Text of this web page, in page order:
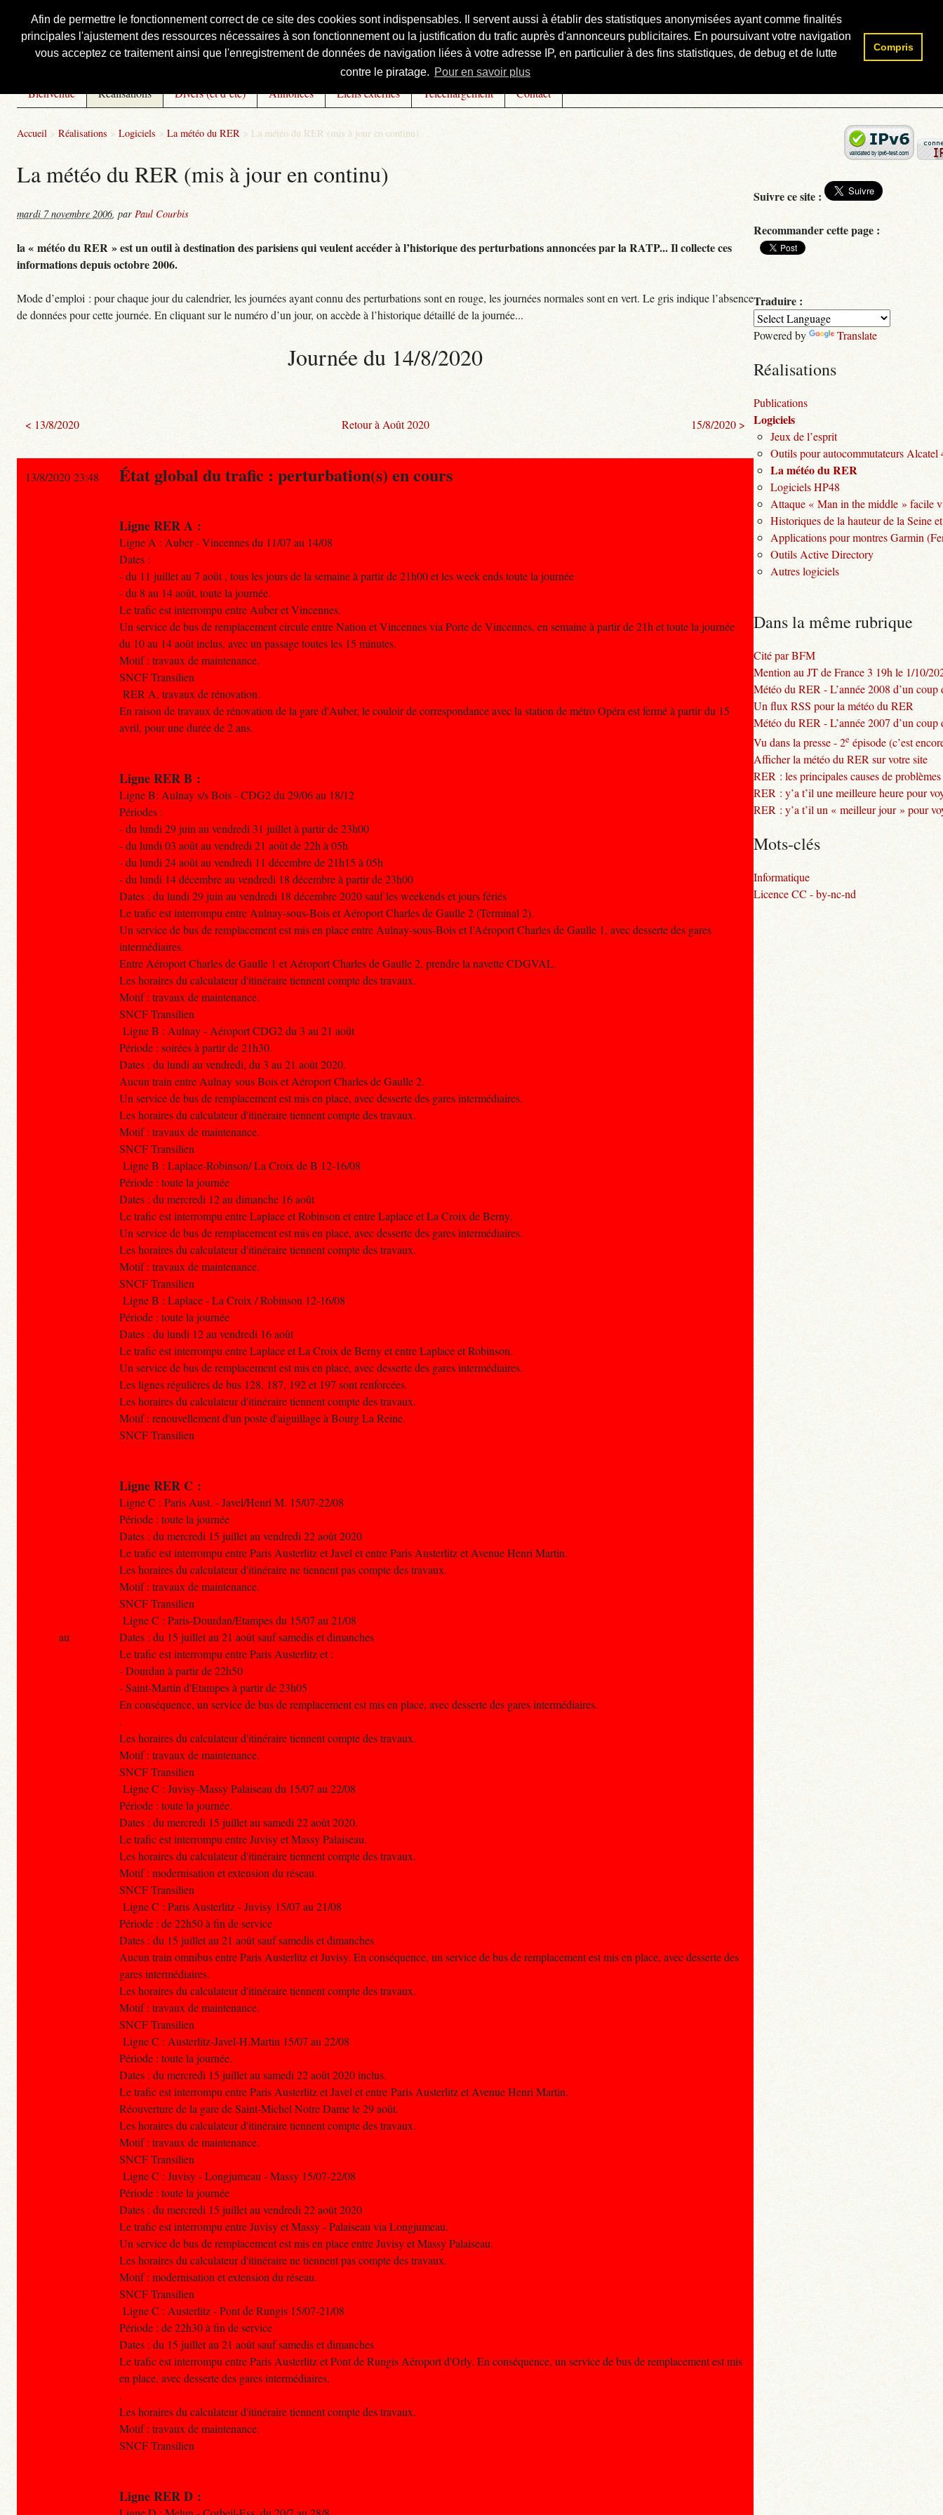
Afin de permettre le fonctionnement correct de ce site des cookies sont indispensables. Il servent aussi à établir des statistiques anonymisées ayant comme finalités
principales l'ajustement des ressources nécessaires à son fonctionnement ou la justification du trafic auprès d'annonceurs publicitaires. En poursuivant votre navigation
vous acceptez ce traitement ainsi que l'enregistrement de données de navigation liées à votre adresse IP, en particulier à des fins statistiques, de debug et de lutte
contre le piratage. Pour en savoir plus
Compris
Courbis, « LE » Blog Officiel
Bienvenue Réalisations Divers (et d’été) Annonces Liens externes Téléchargement Contact
Accueil > Réalisations > Logiciels > La météo du RER > La météo du RER (mis à jour en continu)
La météo du RER (mis à jour en continu)
mardi 7 novembre 2006, par Paul Courbis
la « météo du RER » est un outil à destination des parisiens qui veulent accéder à l’historique des perturbations annoncées par la RATP... Il collecte ces
informations depuis octobre 2006.
Mode d’emploi : pour chaque jour du calendrier, les journées ayant connu des perturbations sont en rouge, les journées normales sont en vert. Le gris indique l’absence
de données pour cette journée. En cliquant sur le numéro d’un jour, on accède à l’historique détaillé de la journée...
Journée du 14/8/2020
< 13/8/2020 Retour à Août 2020 15/8/2020 >
13/8/2020 23:48 État global du trafic : perturbation(s) en cours
Ligne RER A :
Ligne A : Auber - Vincennes du 11/07 au 14/08
Dates :
- du 11 juillet au 7 août , tous les jours de la semaine à partir de 21h00 et les week ends toute la journée
- du 8 au 14 août, toute la journée.
Le trafic est interrompu entre Auber et Vincennes.
Un service de bus de remplacement circule entre Nation et Vincennes via Porte de Vincennes, en semaine à partir de 21h et toute la journée
du 10 au 14 août inclus, avec un passage toutes les 15 minutes.
Motif : travaux de maintenance.
SNCF Transilien
RER A, travaux de rénovation.
En raison de travaux de rénovation de la gare d'Auber, le couloir de correspondance avec la station de métro Opéra est fermé à partir du 15
avril, pour une durée de 2 ans.
Ligne RER B :
Ligne B: Aulnay s/s Bois - CDG2 du 29/06 au 18/12
Périodes :
- du lundi 29 juin au vendredi 31 juillet à partir de 23h00
- du lundi 03 août au vendredi 21 août de 22h à 05h
- du lundi 24 août au vendredi 11 décembre de 21h15 à 05h
- du lundi 14 décembre au vendredi 18 décembre à partir de 23h00
Dates : du lundi 29 juin au vendredi 18 décembre 2020 sauf les weekends et jours fériés
Le trafic est interrompu entre Aulnay-sous-Bois et Aéroport Charles de Gaulle 2 (Terminal 2).
Un service de bus de remplacement est mis en place entre Aulnay-sous-Bois et l’Aéroport Charles de Gaulle 1, avec desserte des gares
intermédiaires.
Entre Aéroport Charles de Gaulle 1 et Aéroport Charles de Gaulle 2, prendre la navette CDGVAL.
Les horaires du calculateur d'itinéraire tiennent compte des travaux.
Motif : travaux de maintenance.
SNCF Transilien
Ligne B : Aulnay - Aéroport CDG2 du 3 au 21 août
Période : soirées à partir de 21h30.
Dates : du lundi au vendredi, du 3 au 21 août 2020.
Aucun train entre Aulnay sous Bois et Aéroport Charles de Gaulle 2.
Un service de bus de remplacement est mis en place, avec desserte des gares intermédiaires.
Les horaires du calculateur d'itinéraire tiennent compte des travaux.
Motif : travaux de maintenance.
SNCF Transilien
Ligne B : Laplace-Robinson/ La Croix de B 12-16/08
Période : toute la journée
Dates : du mercredi 12 au dimanche 16 août
Le trafic est interrompu entre Laplace et Robinson et entre Laplace et La Croix de Berny.
Un service de bus de remplacement est mis en place, avec desserte des gares intermédiaires.
Les horaires du calculateur d'itinéraire tiennent compte des travaux.
Motif : travaux de maintenance.
SNCF Transilien
Ligne B : Laplace - La Croix / Robinson 12-16/08
Période : toute la journée
Dates : du lundi 12 au vendredi 16 août
Le trafic est interrompu entre Laplace et La Croix de Berny et entre Laplace et Robinson.
Un service de bus de remplacement est mis en place, avec desserte des gares intermédiaires.
Les lignes régulières de bus 128, 187, 192 et 197 sont renforcées.
Les horaires du calculateur d'itinéraire tiennent compte des travaux.
Motif : renouvellement d'un poste d'aiguillage à Bourg La Reine.
SNCF Transilien
Ligne RER C :
Ligne C : Paris Aust. - Javel/Henri M. 15/07-22/08
Période : toute la journée
Dates : du mercredi 15 juillet au vendredi 22 août 2020
Le trafic est interrompu entre Paris Austerlitz et Javel et entre Paris Austerlitz et Avenue Henri Martin.
Les horaires du calculateur d'itinéraire ne tiennent pas compte des travaux.
Motif : travaux de maintenance.
SNCF Transilien
Ligne C : Paris-Dourdan/Etampes du 15/07 au 21/08
Dates : du 15 juillet au 21 août sauf samedis et dimanches
Le trafic est interrompu entre Paris Austerlitz et :
- Dourdan à partir de 22h50
- Saint-Martin d'Etampes à partir de 23h05
En conséquence, un service de bus de remplacement est mis en place, avec desserte des gares intermédiaires.
.
Les horaires du calculateur d'itinéraire tiennent compte des travaux.
Motif : travaux de maintenance.
SNCF Transilien
Ligne C : Juvisy-Massy Palaiseau du 15/07 au 22/08
Période : toute la journée.
Dates : du mercredi 15 juillet au samedi 22 août 2020.
Le trafic est interrompu entre Juvisy et Massy Palaiseau.
Les horaires du calculateur d'itinéraire tiennent compte des travaux.
Motif : modernisation et extension du réseau.
SNCF Transilien
Ligne C : Paris Austerlitz - Juvisy 15/07 au 21/08
Période : de 22h50 à fin de service
Dates : du 15 juillet au 21 août sauf samedis et dimanches
Aucun train omnibus entre Paris Austerlitz et Juvisy. En conséquence, un service de bus de remplacement est mis en place, avec desserte des
gares intermédiaires.
Les horaires du calculateur d'itinéraire tiennent compte des travaux.
Motif : travaux de maintenance.
SNCF Transilien
Ligne C : Austerlitz-Javel-H.Martin 15/07 au 22/08
Période : toute la journée.
Dates : du mercredi 15 juillet au samedi 22 août 2020 inclus.
Le trafic est interrompu entre Paris Austerlitz et Javel et entre Paris Austerlitz et Avenue Henri Martin.
Réouverture de la gare de Saint-Michel Notre Dame le 29 août.
Les horaires du calculateur d'itinéraire tiennent compte des travaux.
Motif : travaux de maintenance.
SNCF Transilien
Ligne C : Juvisy - Longjumeau - Massy 15/07-22/08
Période : toute la journée
Dates : du mercredi 15 juillet au vendredi 22 août 2020
Le trafic est interrompu entre Juvisy et Massy - Palaiseau via Longjumeau.
Un service de bus de remplacement est mis en place entre Juvisy et Massy Palaiseau.
Les horaires du calculateur d'itinéraire ne tiennent pas compte des travaux.
Motif : modernisation et extension du réseau.
SNCF Transilien
Ligne C : Austerlitz - Pont de Rungis 15/07-21/08
Période : de 22h30 à fin de service
Dates : du 15 juillet au 21 août sauf samedis et dimanches
Le trafic est interrompu entre Paris Austerlitz et Pont de Rungis Aéroport d'Orly. En conséquence, un service de bus de remplacement est mis
en place, avec desserte des gares intermédiaires.
.
Les horaires du calculateur d'itinéraire tiennent compte des travaux.
Motif : travaux de maintenance.
SNCF Transilien
Ligne RER D :
au
Rechercher :
Suivre ce site :
Recommander cette page :
Traduire :
Powered by Translate
Réalisations
Publications
Logiciels
Jeux de l’esprit
Outils pour autocommutateurs Alcatel
La météo du RER
Logiciels HP48
Attaque « Man in the middle » facile
Historiques de la hauteur de la Seine
Applications pour montres Garmin
Outils Active Directory
Autres logiciels
Dans la même rubrique
Cité par BFM
Mention au JT de France 3 19h le 1/10/
Météo du RER - L’année 2008 d’un coup
Un flux RSS pour la météo du RER
Météo du RER - L’année 2007 d’un coup
Vu dans la presse - 2e épisode (c’est
Afficher la météo du RER sur votre site
RER : les principales causes de problèmes
RER : y’a t’il une meilleure heure pour
RER : y’a t’il un « meilleur jour » pour
Mots-clés
Informatique
Licence CC - by-nc-nd